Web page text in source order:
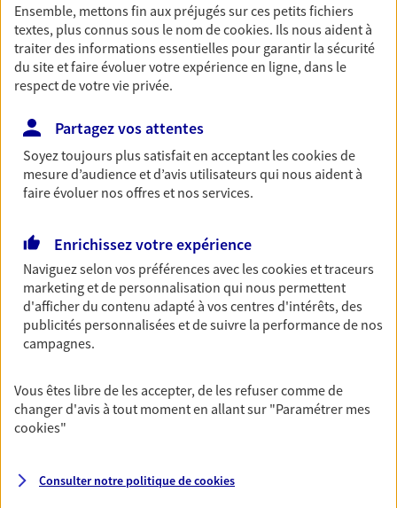
Nos offres phares
Réalisez vos projets grâce à votre épargne : achat
immobilier, études des enfants ou voyage autour
du monde… Épargnez à votre rythme et
simplement, selon votre profil.
Retraite
Préparez sereinement ce nouveau chapitre de
votre vie avec les conseils d'un expert. Découvrez
notre solution PER (Plan Epargne Retraite)
spécialement conçue pour la retraite.
Découvrir l'offre Retraite
Pour un avenir serein, assurez-vous avec notre
contrat prévoyance. Préservez vos proches en cas
Ensemble, mettons fin aux préjugés sur ces petits fichiers
textes, plus connus sous le nom decookies. Ils nous aident à
traiter des informations essentielles pour garantir la sécurité
du site et faire évoluer votre expérience en ligne, dans le
respect de votre vie privée.
Partagez vos attentes
Soyez toujours plus satisfait en acceptant lescookiesde
mesure d’audience et d’avis utilisateurs qui nous aident à
faire évoluer nos offres et nos services.
Enrichissez votre expérience
Naviguez selon vos préférences avec lescookies et traceurs
marketing et de personnalisation qui nous permettent
d'afficher du contenu adapté à vos centres d'intérêts, des
publicités personnalisées et de suivre la performance de nos
campagnes.
Vous êtes libre de les accepter, de les refuser comme de
changer d'avis à tout moment en allant sur "Paramétrer mes
cookies"
Consulter notre politique decookies